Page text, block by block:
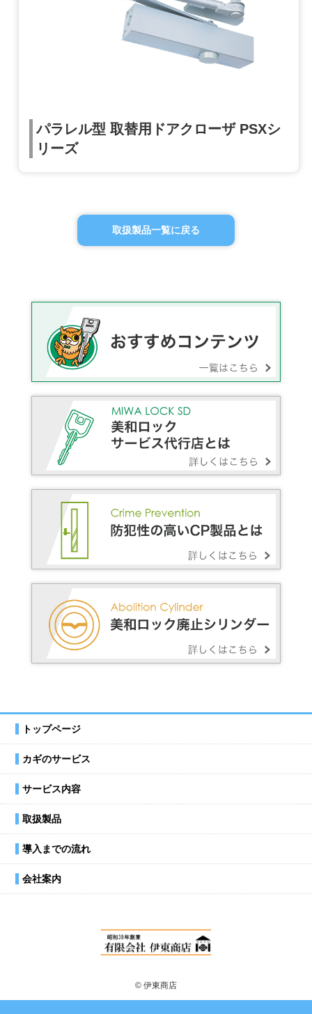
パラレル型 取替用ドアクローザ PSXシ
リーズ
取扱製品一覧に戻る
トップページ
カギのサービス
サービス内容
取扱製品
導入までの流れ
会社案内
© 伊東商店